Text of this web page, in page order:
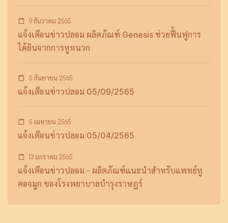
9 ธันวาคม 2565
แจ้งเตือนข่าวปลอม ผลิตภัณฑ์ Genesis ช่วยฟื้นฟูการ
ได้ยินจากการหูหนวก
5 กันยายน 2565
แจ้งเตือนข่าวปลอม 05/09/2565
5 เมษายน 2565
แจ้งเตือนข่าวปลอม 05/04/2565
13 มกราคม 2565
แจ้งเตือนข่าวปลอม - ผลิตภัณฑ์แนะนำสำหรับแพทย์หู
คอจมูก ของโรงพยาบาลบำรุงราษฎร์